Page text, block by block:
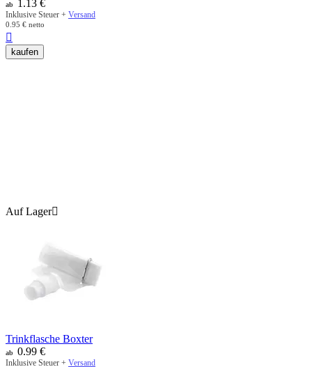
ab 1.13 €
Inklusive Steuer + Versand
0.95 € netto

kaufen
Auf Lager
Trinkflasche Boxter
ab 0.99 €
Inklusive Steuer + Versand